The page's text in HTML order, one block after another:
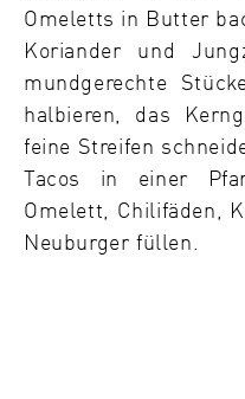
Omeletts in Butter
Koriander und
mundgerechte
halbieren, das
feine Streifen
Tacos in einer
Omelett, Chilifäden,
Neuburger füllen.